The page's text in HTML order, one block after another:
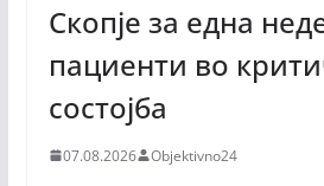
Скопје за една
пациенти во
состојба
07.08.2026 Objektivno24